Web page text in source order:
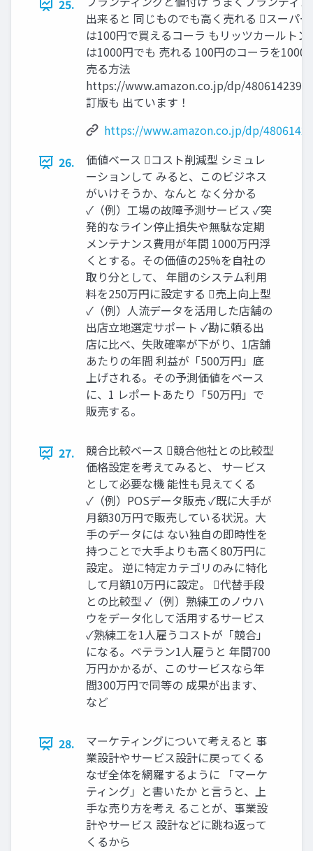
25.
出来ると 同じものでも高く売れる スーパ
は100円で買えるコーラ もリッツカールトン
は1000円でも 売れる 100円のコーラを1000
売る方法
https://www.amazon.co.jp/dp/
訂版も 出ています！
https://www.amazon.co.jp/dp/
26.
価値ベース コスト削減型 シミュレ
ーションして みると、このビジネス
がいけそうか、なんと なく分かる
✓（例）工場の故障予測サービス ✓突
発的なライン停止損失や無駄な定期
メンテナンス費用が年間 1000万円浮
くとする。その価値の25%を自社の
取り分として、 年間のシステム利用
料を250万円に設定する 売上向上型
✓（例）人流データを活用した店舗の
出店立地選定サポート ✓勘に頼る出
店に比べ、失敗確率が下がり、1店舗
あたりの年間 利益が「500万円」底
上げされる。その予測価値をベース
に、1 レポートあたり「50万円」で
販売する。
27.
競合比較ベース 競合他社との比較型
価格設定を考えてみると、 サービス
として必要な機 能性も見えてくる
✓（例）POSデータ販売 ✓既に大手が
月額30万円で販売している状況。大
手のデータには ない独自の即時性を
持つことで大手よりも高く80万円に
設定。 逆に特定カテゴリのみに特化
して月額10万円に設定。 代替手段
との比較型 ✓（例）熟練工のノウハ
ウをデータ化して活用するサービス
✓熟練工を1人雇うコストが「競合」
になる。ベテラン1人雇うと 年間700
万円かかるが、このサービスなら年
間300万円で同等の 成果が出ます、
など
28.
マーケティングについて考えると 事
業設計やサービス設計に戻ってくる
なぜ全体を網羅するように 「マーケ
ティング」と書いたか と言うと、上
手な売り方を考え ることが、事業設
計やサービス 設計などに跳ね返って
くるから